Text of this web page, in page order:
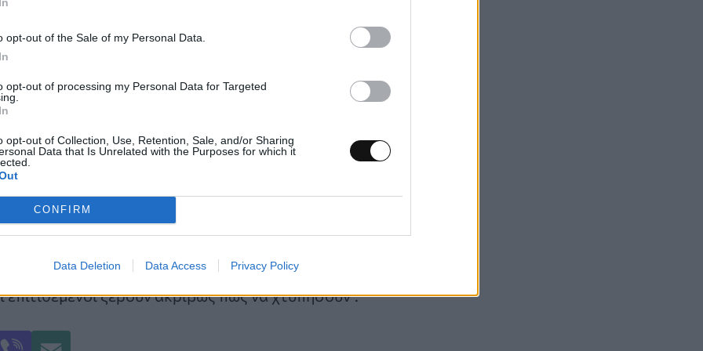
opt-out of the Sale of my Personal Data.
opt-out of processing my Personal Data for Targeted
opt-out of Collection, Use, Retention, Sale, and/or Sharing
Data that Is Unrelated with the Purposes for which it
CONFIRM
Data Deletion Data Access Privacy Policy
αναδυόμενο παράθυρο στη συσκευή σας.
το αναγνωριστικό του δικτύου Wi-Fi προτού συνδεθείτε
για ξενοδοχείο, αεροδρόμιο ή εμπορικό κέντρο, ή ακόμα και
βεβαιωθείτε ότι πρόκειται για το επίσημο δίκτυο της
προγραμματιστές. Ένα δωρεάν VPN ή ένα κινεζικό VPN
από το να μην έχετε καθόλου VPN.
κινητών τηλεφώνων της Zimperium μόλις εξέδωσαν τη
όταν η επαγρύπνηση είναι χαμηλή». Με δωρεάν δημόσιο-WiFi
επιτιθέμενοι ξέρουν ακριβώς πώς να χτυπήσουν”.